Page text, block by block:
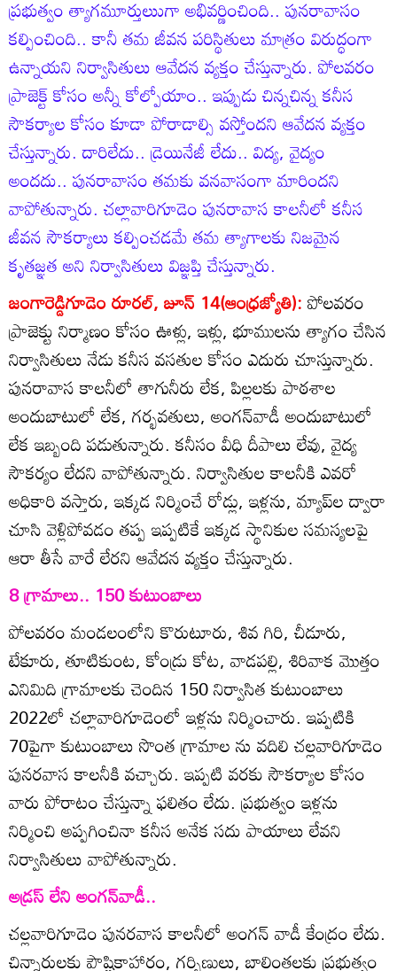
ప్రభుత్వం త్యాగమూర్తులుుగా అభివర్ణించింది.. పునరావాసం
కల్పించింది.. కానీ తమ జీవన పరిస్థితులు మాత్రం విరుద్ధంగా
ఉన్నాయని నిర్వాసితులు ఆవేదన వ్యక్తం చేస్తున్నారు. పోలవరం
ప్రాజెక్ట్‌ కోసం అన్నీ కోల్పోయాం.. ఇప్పుడు చిన్నచిన్న కనీస
సౌకర్యాల కోసం కూడా పోరాడాల్సి వస్తోందని ఆవేదన వ్యక్తం
చేస్తున్నారు. దారిలేదు.. డ్రెయినేజీ లేదు.. విద్య, వైద్యం
అందదు.. పునరావాసం తమకు వనవాసంగా మారిందని
వాపోతున్నారు. చల్లావారిగూడెం పునరావాస కాలనీలో కనీస
జీవన సౌకర్యాలు కల్పించడమే తమ త్యాగాలకు నిజమైన
కృతజ్ఞత అని నిర్వాసితులు విజ్ఞప్తి చేస్తున్నారు.
జంగారెడ్డిగూడెం రూరల్‌, జూన్‌ 14(ఆంధ్రజ్యోతి):పోలవరం
ప్రాజెక్టు నిర్మాణం కోసం ఊళ్లు, ఇళ్లు, భూములను త్యాగం చేసిన
నిర్వాసితులు నేడు కనీస వసతుల కోసం ఎదురు చూస్తున్నారు.
పునరావాస కాలనీలో తాగునీరు లేక, పిల్లలకు పాఠశాల
అందుబాటులో లేక, గర్భవతులు, అంగన్‌వాడీ అందుబాటులో
లేక ఇబ్బంది పడుతున్నారు. కనీసం వీధి దీపాలు లేవు, వైద్య
సౌకర్యం లేదని వాపోతున్నారు. నిర్వాసితుల కాలనీకి ఎవరో
అధికారి వస్తారు, ఇక్కడ నిర్మించే రోడ్లు, ఇళ్లను, మ్యాప్‌ల ద్వారా
చూసి వెళ్లిపోవడం తప్ప ఇప్పటికే ఇక్కడ స్థానికుల సమస్యలపై
ఆరా తీసే వారే లేరని ఆవేదన వ్యక్తం చేస్తున్నారు.
8 గ్రామాలు.. 150 కుటుంబాలు
పోలవరం మండలంలోని కొరుటూరు, శివ గిరి, చీడూరు,
టేకూరు, తూటికుంట, కోండ్రు కోట, వాడపల్లి, శిరివాక మొత్తం
ఎనిమిది గ్రామాలకు చెందిన 150 నిర్వాసిత కుటుంబాలు
2022లో చల్లావారిగూడెంలో ఇళ్లను నిర్మించారు. ఇప్పటికి
70పైగా కుటుంబాలు సొంత గ్రామాల ను వదిలి చల్లవారిగూడెం
పునరవాస కాలనీకి వచ్చారు. ఇప్పటి వరకు సౌకర్యాల కోసం
వారు పోరాటం చేస్తున్నా ఫలితం లేదు. ప్రభుత్వం ఇళ్లను
నిర్మించి అప్పగించినా కనీస అనేక సదు పాయాలు లేవని
నిర్వాసితులు వాపోతున్నారు.
అడ్రస్‌ లేని అంగన్‌వాడీ..
చల్లవారిగూడెం పునరవాస కాలనీలో అంగన్‌ వాడీ కేంద్రం లేదు.
చిన్నారులకు పౌష్టికాహారం, గర్భిణులు, బాలింతలకు ప్రభుత్వం